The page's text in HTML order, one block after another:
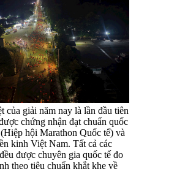
của giải năm nay là lần đầu tiên
chứng nhận đạt chuẩn quốc
hội Marathon Quốc tế) và
kinh Việt Nam. Tất cả các
được chuyên gia quốc tế đo
theo tiêu chuẩn khắt khe về